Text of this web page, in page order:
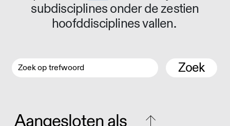
subdisciplines onder de zestien
hoofddisciplines vallen.
Zoek
Aangesloten als